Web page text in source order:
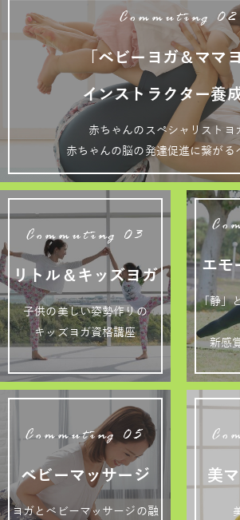
Commuting 02
「ベビーヨガ＆ママ
インストラクター養
赤ちゃんのスペシャリストヨ
赤ちゃんの脳の発達促進に繋がる
Commuting 03
リトル＆キッズヨガ
子供の美しい姿勢作りの
キッズヨガ資格講座
エモ
「静」
新感
Commuting 05
ベビーマッサージ
ヨガとベビーマッサージの融
美